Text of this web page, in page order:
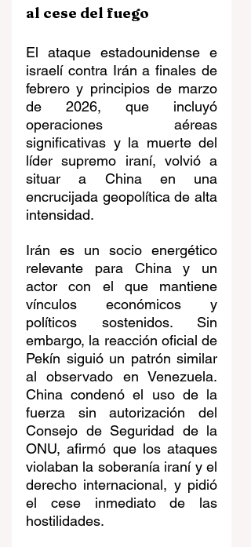
al cese del fuego
El ataque estadounidense e
israelí contra Irán a finales de
febrero y principios de marzo
de 2026, que incluyó
operaciones aéreas
significativas y la muerte del
líder supremo iraní, volvió a
situar a China en una
encrucijada geopolítica de alta
intensidad.
Irán es un socio energético
relevante para China y un
actor con el que mantiene
vínculos económicos y
políticos sostenidos. Sin
embargo, la reacción oficial de
Pekín siguió un patrón similar
al observado en Venezuela.
China condenó el uso de la
fuerza sin autorización del
Consejo de Seguridad de la
ONU, afirmó que los ataques
violaban la soberanía iraní y el
derecho internacional, y pidió
el cese inmediato de las
hostilidades.